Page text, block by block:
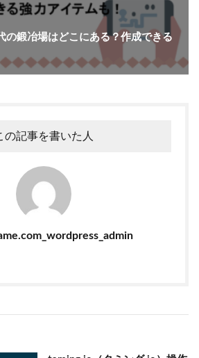
の鍛冶場はどこにある？作成できる
の記事を書いた人